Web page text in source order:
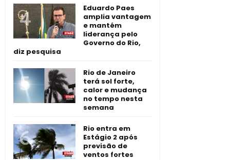
Eduardo Paes
amplia vantagem
e mantém
liderança pelo
Governo do Rio,
diz pesquisa
Rio de Janeiro
terá sol forte,
calor e mudança
no tempo nesta
semana
Rio entra em
Estágio 2 após
previsão de
ventos fortes